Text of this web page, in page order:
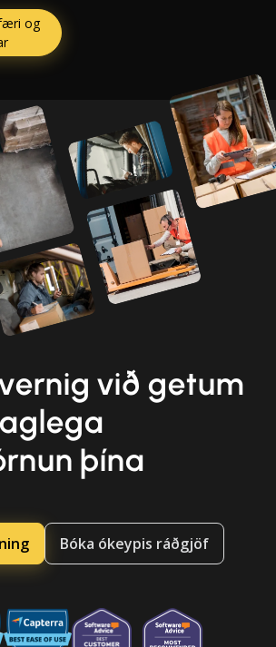
og
við getum
þína
Bóka ókeypis ráðgjöf